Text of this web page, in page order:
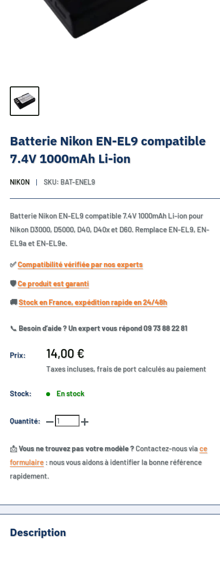
Batterie Nikon EN-EL9 compatible
7.4V 1000mAh Li-ion
NIKON SKU: BAT-ENEL9
Batterie Nikon EN-EL9 compatible 7.4V 1000mAh Li-ion pour
Nikon D3000, D5000, D40, D40x et D60. Remplace EN-EL9, EN-
EL9a et EN-EL9e.
✅​Compatibilité vérifiée par nos experts
🛡️​Ce produit est garanti
🚚​Stock en France, expédition rapide en 24/48h
📞 Besoin d’aide ? Un expert vous répond 09 73 88 22 81
Prix:
Prix
réduit
14,00 €
Taxes incluses, frais de port calculés au paiement
Stock: En stock
Quantité:
📩Vous ne trouvez pas votre modèle ?Contactez-nous viace
formulaire : nous vous aidons à identifier la bonne référence
rapidement.
Description